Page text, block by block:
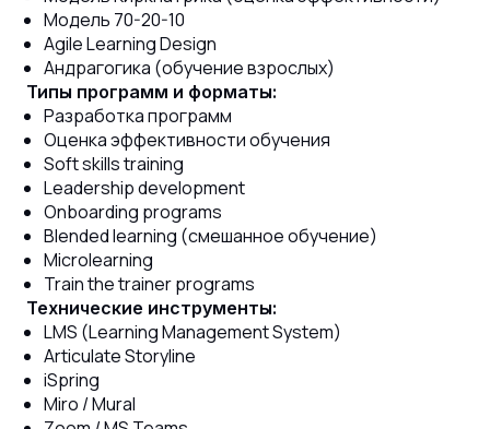
Модель 70-20-10
Agile Learning Design
Андрагогика (обучение взрослых)
Типы программ и форматы:
Разработка программ
Оценка эффективности обучения
Soft skills training
Leadership development
Onboarding programs
Blended learning (смешанное обучение)
Microlearning
Train the trainer programs
Технические инструменты:
LMS (Learning Management System)
Articulate Storyline
iSpring
Miro / Mural